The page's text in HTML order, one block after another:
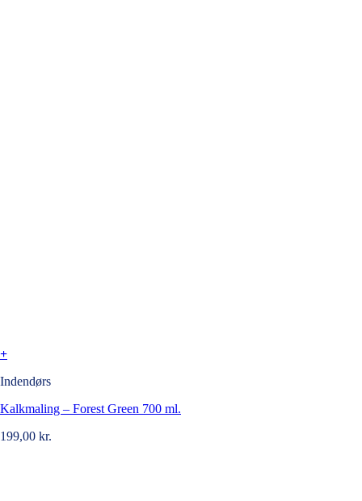
+
Indendørs
Kalkmaling – Forest Green 700 ml.
199,00 kr.